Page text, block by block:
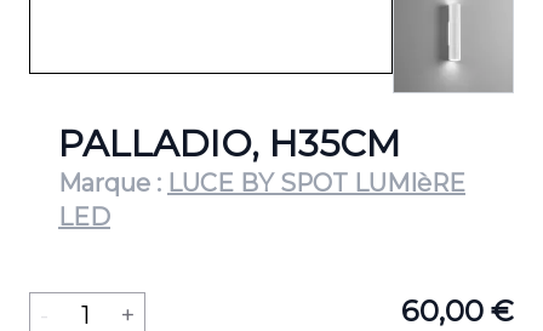
PALLADIO, H35CM
Marque : LUCE BY SPOT LUMIèRE
LED
60,00 €
Quantité
- 1 +